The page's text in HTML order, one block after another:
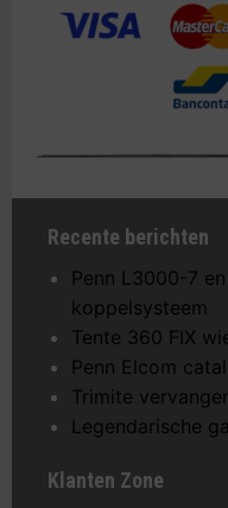
Recente berichten
Penn L3000-7
koppelsysteem
Tente 360 FIX
Penn Elcom
Trimite
Legendarische
Klanten Zone